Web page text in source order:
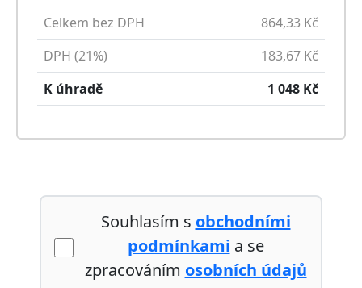
Celkem bez DPH
864,33 Kč
DPH (21%)
183,67 Kč
K úhradě
1 048 Kč
Souhlasím s obchodními
podmínkami a se
zpracováním osobních údajů